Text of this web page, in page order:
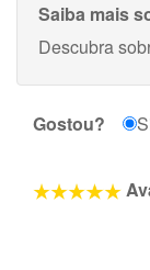
Saiba mais
Descubra
Gostou?